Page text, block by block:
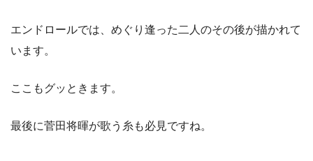
エンドロールでは、めぐり逢った二人のその後が描かれて
います。
ここもグッときます。
最後に菅田将暉が歌う糸も必見ですね。